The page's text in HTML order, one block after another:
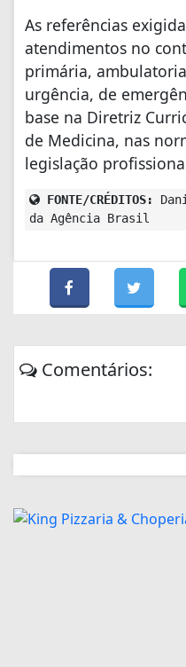
As referências
atendimentos no
primária,
urgência, de
base na Diretriz
de Medicina, nas
legislação
FONTE/CRÉDITOS:
da Agência Brasil
Comentários: